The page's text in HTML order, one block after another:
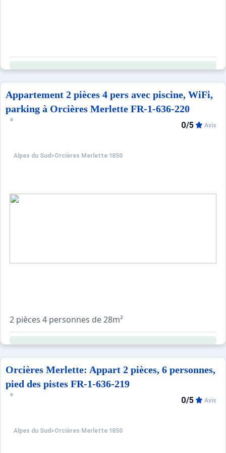
Appartement 2 pièces 4 pers avec piscine, WiFi,
parking à Orcières Merlette FR-1-636-220
Alpes du Sud >Orcières Merlette 1850
0/5 Avis
2 pièces 4 personnes de 28m²
Dans résidence de qualité en coeur de station, située
Situé au RDC (4 ème étage entrée accueil)
2 pièces pour 4 personnes :
Salle de bains : baignoire, WC séparés
Orcières Merlette: Appart 2 pièces, 6 personnes,
pied des pistes FR-1-636-219
Alpes du Sud >Orcières Merlette 1850
0/5 Avis